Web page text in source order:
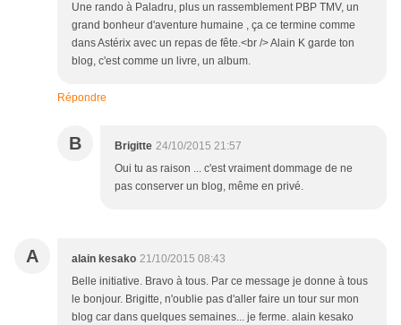
Une rando à Paladru, plus un rassemblement PBP TMV, un
grand bonheur d'aventure humaine , ça ce termine comme
dans Astérix avec un repas de fête.<br /> Alain K garde ton
blog, c'est comme un livre, un album.
Répondre
B Brigitte 24/10/2015 21:57
Oui tu as raison ... c'est vraiment dommage de ne
pas conserver un blog, même en privé.
A alain kesako 21/10/2015 08:43
Belle initiative. Bravo à tous. Par ce message je donne à tous
le bonjour. Brigitte, n'oublie pas d'aller faire un tour sur mon
blog car dans quelques semaines... je ferme. alain kesako